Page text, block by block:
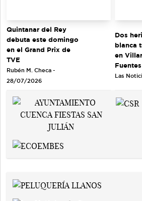
Quintanar del Rey
debuta este domingo
en el Grand Prix de
TVE
Rubén M. Checa -
28/07/2026
Dos
blanca
en
Fuentes
Las